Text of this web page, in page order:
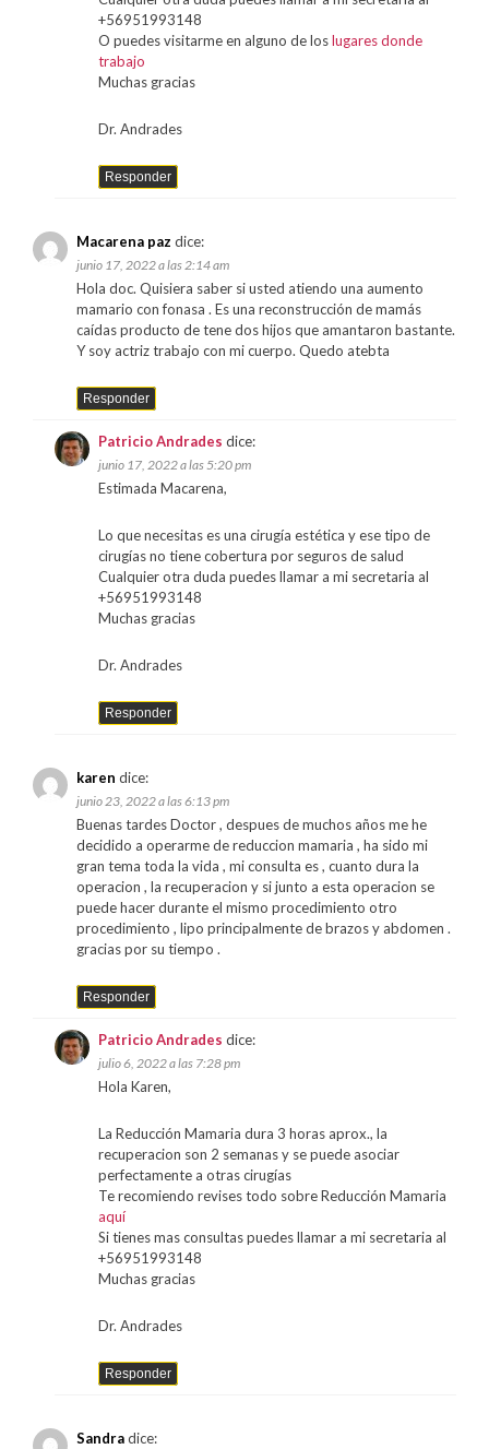
+56951993148
O puedes visitarme en alguno de loslugares donde
trabajo
Muchas gracias
Dr. Andrades
Responder
Macarena paz dice:
junio 17, 2022 a las 2:14 am
Hola doc. Quisiera saber si usted atiendo una aumento
mamario con fonasa . Es una reconstrucción de mamás
caídas producto de tene dos hijos que amantaron bastante.
Y soy actriz trabajo con mi cuerpo. Quedo atebta
Responder
Patricio Andrades dice:
junio 17, 2022 a las 5:20 pm
Estimada Macarena,
Lo que necesitas es una cirugía estética y ese tipo de
cirugías no tiene cobertura por seguros de salud
Cualquier otra duda puedes llamar a mi secretaria al
+56951993148
Muchas gracias
Dr. Andrades
Responder
karen dice:
junio 23, 2022 a las 6:13 pm
Buenas tardes Doctor , despues de muchos años me he
decidido a operarme de reduccion mamaria , ha sido mi
gran tema toda la vida , mi consulta es , cuanto dura la
operacion , la recuperacion y si junto a esta operacion se
puede hacer durante el mismo procedimiento otro
procedimiento , lipo principalmente de brazos y abdomen .
gracias por su tiempo .
Responder
Patricio Andrades dice:
julio 6, 2022 a las 7:28 pm
Hola Karen,
La Reducción Mamaria dura 3 horas aprox., la
recuperacion son 2 semanas y se puede asociar
perfectamente a otras cirugías
Te recomiendo revises todo sobre Reducción Mamaria
aquí
Si tienes mas consultas puedes llamar a mi secretaria al
+56951993148
Muchas gracias
Dr. Andrades
Responder
Sandradice: